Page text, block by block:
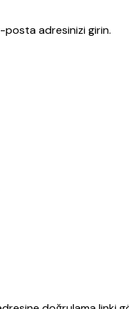
posta adresinizi girin.